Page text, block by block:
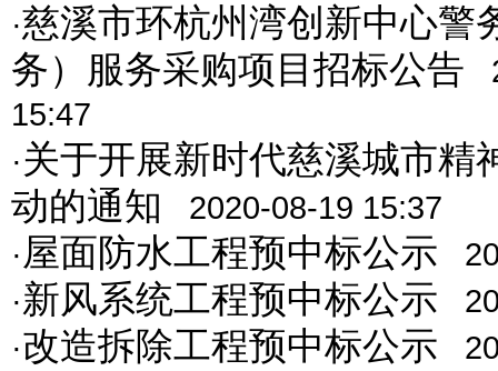
·慈溪市环杭州湾创新中心警
务）服务采购项目招标公告
15:47
·关于开展新时代慈溪城市精
动的通知
2020-08-19 15:37
·屋面防水工程预中标公示
·新风系统工程预中标公示
·改造拆除工程预中标公示